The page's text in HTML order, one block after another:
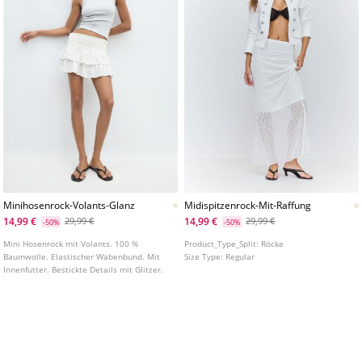
Minihosenrock-Volants-Glanz
14,99 €
-50% 29,99 €
Mini Hosenrock mit Volants. 100 %
Baumwolle. Elastischer Wabenbund. Mit
Innenfutter. Bestickte Details mit Glitzer.
Midispitzenrock-Mit-Raffung
14,99 €
-50% 29,99 €
Product_Type_Split: Röcke
Size Type: Regular